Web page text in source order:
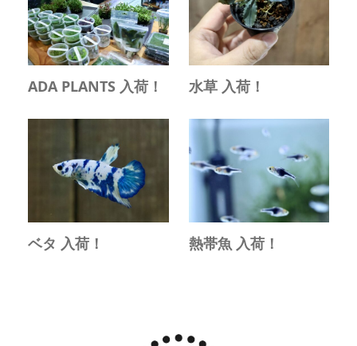
ADA PLANTS 入荷！ 水草 入荷！
ベタ 入荷！ 熱帯魚 入荷！